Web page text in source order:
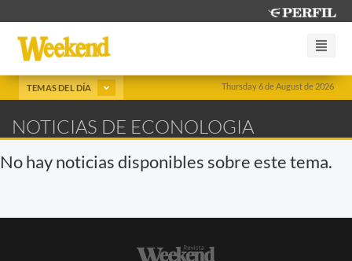
Thursday 6 de August de 2026
TEMAS DEL DÍA
NOTICIAS DE ECONOLOGIA
No hay noticias disponibles sobre este tema.